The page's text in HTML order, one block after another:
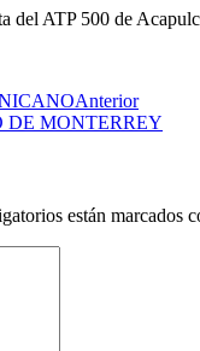
del ATP 500 de
Anterior
DE MONTERREY
están marcados